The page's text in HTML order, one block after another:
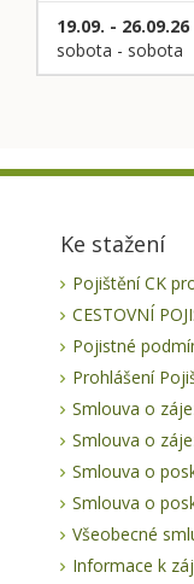
19.09. - 26.09.26
sobota - sobota
Ke stažení
Pojištění CK
CESTOVNÍ
Pojistné
Prohlášení
Smlouva o
Smlouva o
Smlouva o
Smlouva o
Všeobecné
Informace k